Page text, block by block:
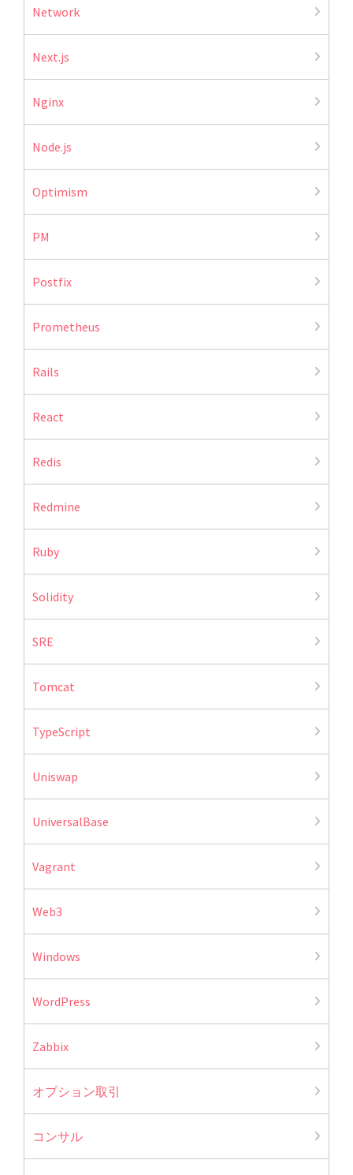
Network
Next.js
Nginx
Node.js
Optimism
PM
Postfix
Prometheus
Rails
React
Redis
Redmine
Ruby
Solidity
SRE
Tomcat
TypeScript
Uniswap
UniversalBase
Vagrant
Web3
Windows
WordPress
Zabbix
オプション取引
コンサル